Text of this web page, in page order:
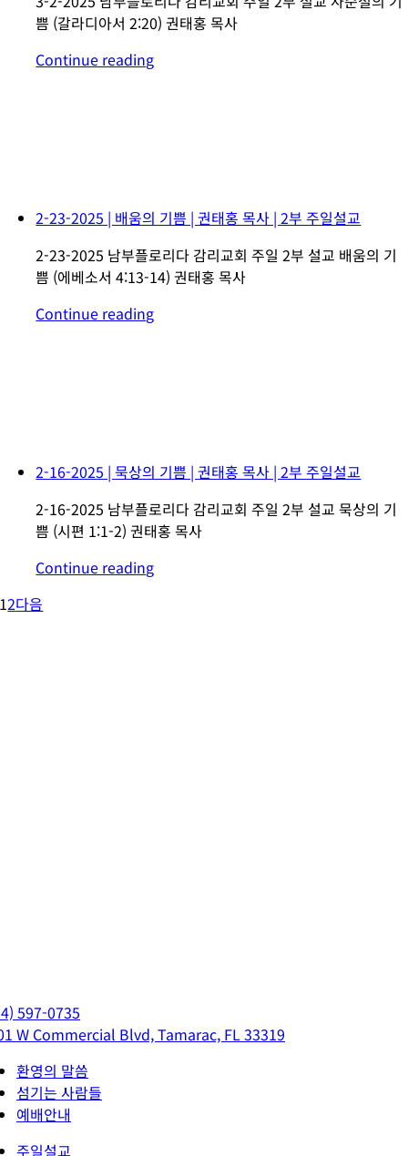
쁨 (갈라디아서 2:20) 권태홍 목사
Continue reading
2-23-2025 | 배움의 기쁨 | 권태홍 목사 | 2부 주일설교
2-23-2025 남부플로리다 감리교회 주일 2부 설교 배움의 기
쁨 (에베소서 4:13-14) 권태홍 목사
Continue reading
2-16-2025 | 묵상의 기쁨 | 권태홍 목사 | 2부 주일설교
2-16-2025 남부플로리다 감리교회 주일 2부 설교 묵상의 기
쁨 (시편 1:1-2) 권태홍 목사
Continue reading
12다음
597-0735
W Commercial Blvd, Tamarac, FL 33319
환영의 말씀
섬기는 사람들
예배안내
주일설교